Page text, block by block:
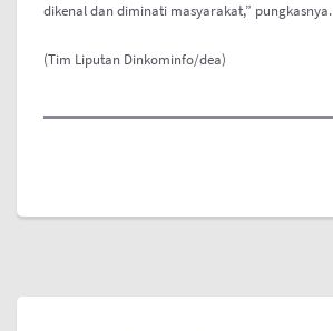
dikenal dan diminati masyarakat,” pungkasnya.
(Tim Liputan Dinkominfo/dea)